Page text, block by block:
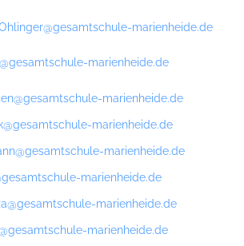
marienheide.de
marienheide.de
marienheide.de
marienheide.de
marienheide.de
marienheide.de
marienheide.de
marienheide.de